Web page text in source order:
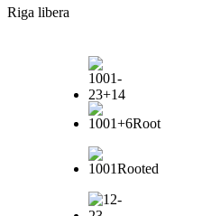
Riga libera